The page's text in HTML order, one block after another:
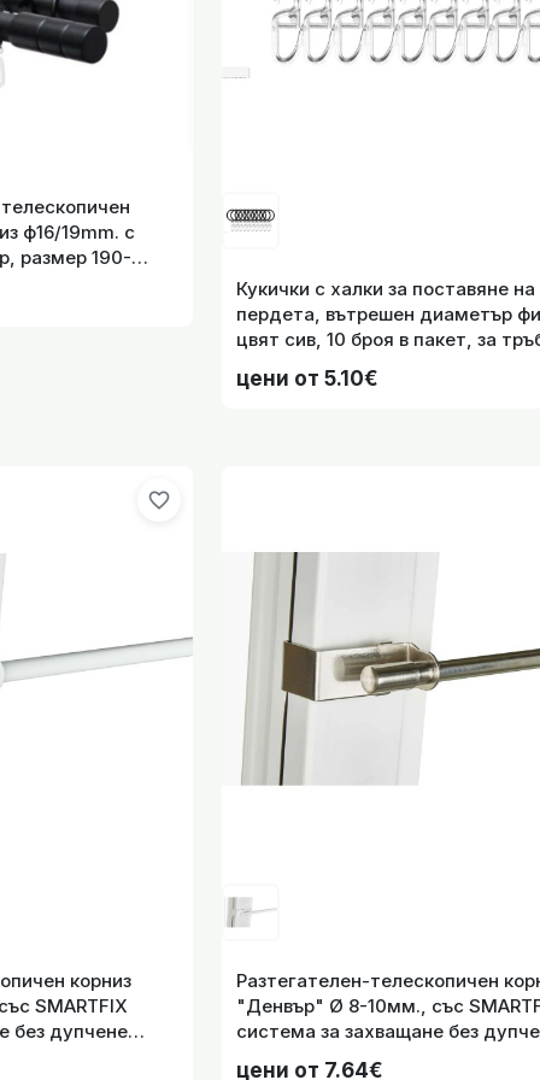
ф16/19mm. с
размер 190-
22-4898
Кукички с халки за поставяне на
пердета, вътрешен диаметър
цвят сив, 10 броя в пакет, за тръбен
корниз, код- 2021192-1
цени от 5.10€
favorite_border
корниз
SMARTFIX
без дупчене
прозорци,
Разтегателен-телескопичен
"Денвър" Ø 8-10мм., със
система за захващане без
подходящ само за отваряеми
цени от 7.64€
поставяне на пердета, вътрешен диаметър фи 35мм.,
телескопичен корниз "Денвър" Ø 8-10мм., със
подходящ само за отваряеми прозорци, размери от
Разтегателен, телескопичен метален тръбен
монтаж, размер 130-